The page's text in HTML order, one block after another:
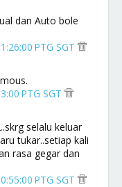
dan Auto bole
PTG SGT
PTG SGT
selalu keluar
tukar..setiap kali
rasa gegar dan
PTG SGT